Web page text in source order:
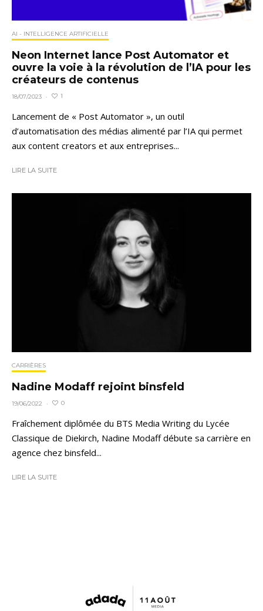
AI - INTELLIGENCE ARTIFICIELLE
Neon Internet lance Post Automator et
ouvre la voie à la révolution de l’IA pour les
créateurs de contenus
18/07/2023 · 1
Lancement de « Post Automator », un outil
d’automatisation des médias alimenté par l’IA qui permet
aux content creators et aux entreprises...
LIRE LA SUITE
CARRIÈRES
Nadine Modaff rejoint binsfeld
19/06/2022 · 0
Fraîchement diplômée du BTS Media Writing du Lycée
Classique de Diekirch, Nadine Modaff débute sa carrière en
agence chez binsfeld...
LIRE LA SUITE